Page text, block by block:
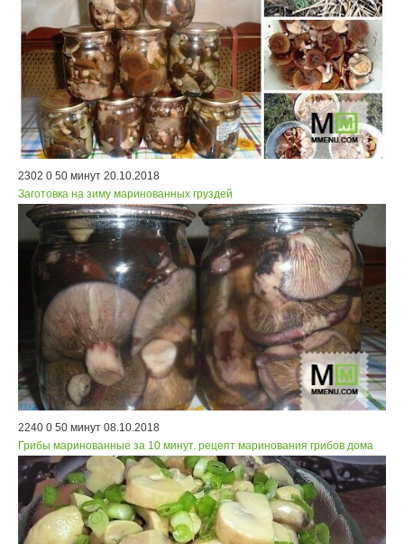
2302 0 50 минут 20.10.2018
Заготовка на зиму маринованных груздей
2240 0 50 минут 08.10.2018
Грибы маринованные за 10 минут. рецепт маринования грибов дома